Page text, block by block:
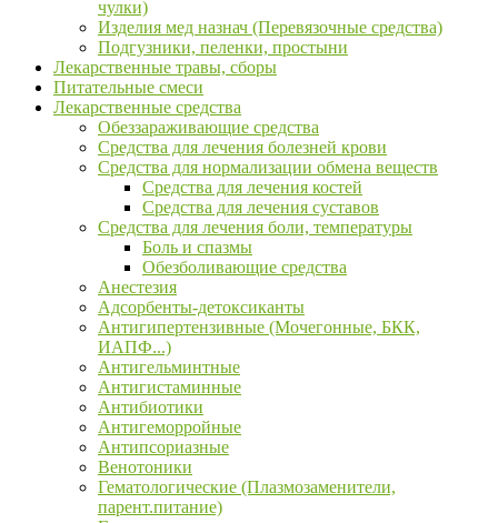
чулки)
Изделия мед назнач (Перевязочные средства)
Подгузники, пеленки, простыни
Лекарственные травы, сборы
Питательные смеси
Лекарственные средства
Обеззараживающие средства
Средства для лечения болезней крови
Средства для нормализации обмена веществ
Средства для лечения костей
Средства для лечения суставов
Средства для лечения боли, температуры
Боль и спазмы
Обезболивающие средства
Анестезия
Адсорбенты-детоксиканты
Антигипертензивные (Мочегонные, БКК,
ИАПФ...)
Антигельминтные
Антигистаминные
Антибиотики
Антигеморройные
Антипсориазные
Венотоники
Гематологические (Плазмозаменители,
парент.питание)